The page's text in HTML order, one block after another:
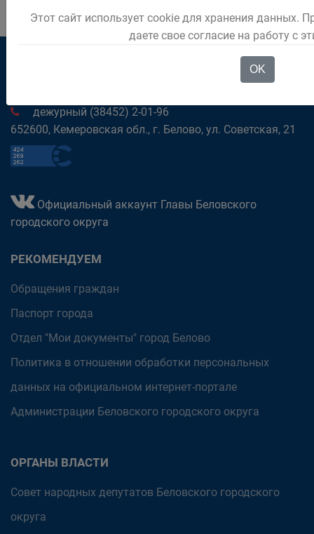
дежурный (38452) 2-01-96
652600, Кемеровская обл., г. Белово, ул. Советская, 21
Официальный аккаунт Главы Беловского
городского округа
РЕКОМЕНДУЕМ
Обращения граждан
Паспорт города
Отдел "Мои документы" город Белово
Политика в отношении обработки персональных
данных на официальном интернет-портале
Администрации Беловского городского округа
ОРГАНЫ ВЛАСТИ
Совет народных депутатов Беловского городского
округа
Этот сайт использует cookie для хранения данных.
даете свое согласие на работу с
OK